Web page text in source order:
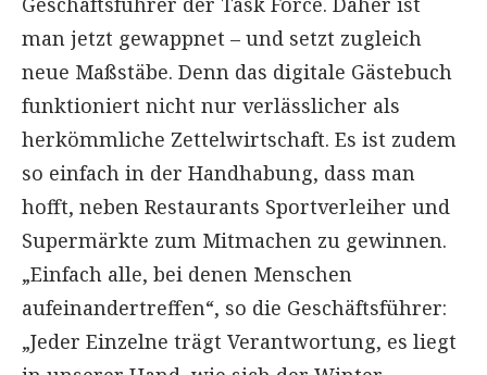
man jetzt gewappnet – und setzt zugleich
neue Maßstäbe. Denn das digitale Gästebuch
funktioniert nicht nur verlässlicher als
herkömmliche Zettelwirtschaft. Es ist zudem
so einfach in der Handhabung, dass man
hofft, neben Restaurants Sportverleiher und
Supermärkte zum Mitmachen zu gewinnen.
„Einfach alle, bei denen Menschen
aufeinandertreffen“, so die Geschäftsführer:
„Jeder Einzelne trägt Verantwortung, es liegt